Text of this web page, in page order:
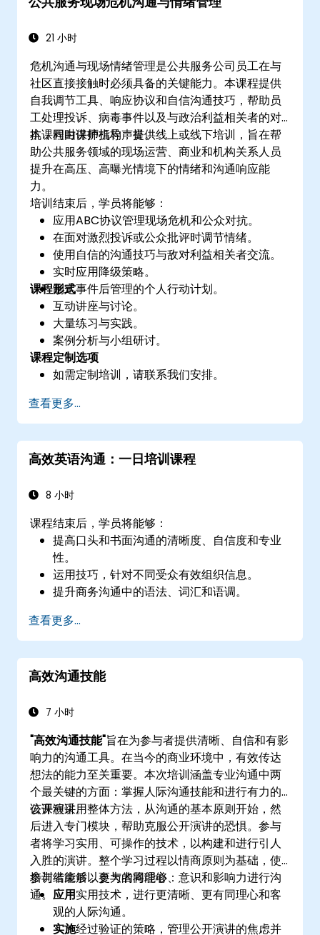
21 小时
危机沟通与现场情绪管理是公共服务公司员工在与
社区直接接触时必须具备的关键能力。本课程提供
自我调节工具、响应协议和自信沟通技巧，帮助员
工处理投诉、病毒事件以及与政治利益相关者的对
抗，同时保护机构声誉。
本课程由讲师指导，提供线上或线下培训，旨在帮
助公共服务领域的现场运营、商业和机构关系人员
提升在高压、高曝光情境下的情绪和沟通响应能
力。
培训结束后，学员将能够：
应用ABC协议管理现场危机和公众对抗。
在面对激烈投诉或公众批评时调节情绪。
使用自信的沟通技巧与敌对利益相关者交流。
实时应用降级策略。
制定事件后管理的个人行动计划。
课程形式
互动讲座与讨论。
大量练习与实践。
案例分析与小组研讨。
课程定制选项
如需定制培训，请联系我们安排。
查看更多...
高效英语沟通：一日培训课程
8 小时
课程结束后，学员将能够：
提高口头和书面沟通的清晰度、自信度和专业
性。
运用技巧，针对不同受众有效组织信息。
提升商务沟通中的语法、词汇和语调。
培养积极倾听和反馈技巧，以改善职场互动。
查看更多...
高效沟通技能
7 小时
"高效沟通技能"旨在为参与者提供清晰、自信和有影
响力的沟通工具。在当今的商业环境中，有效传达
想法的能力至关重要。本次培训涵盖专业沟通中两
个最关键的方面：掌握人际沟通技能和进行有力的
公开演讲。
该课程采用整体方法，从沟通的基本原则开始，然
后进入专门模块，帮助克服公开演讲的恐惧。参与
者将学习实用、可操作的技术，以构建和进行引人
入胜的演讲。整个学习过程以情商原则为基础，使
参与者能够以更大的同理心、意识和影响力进行沟
通。
培训结束后，参与者将能够：
应用实用技术，进行更清晰、更有同理心和客
观的人际沟通。
实施经过验证的策略，管理公开演讲的焦虑并